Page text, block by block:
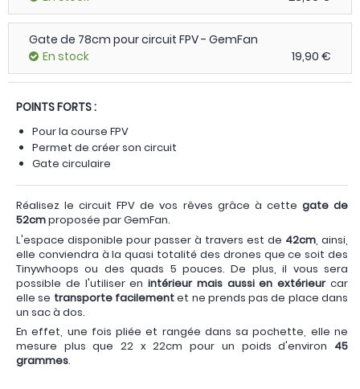
Gate de 78cm pour circuit FPV - GemFan
En stock
19,90 €
POINTS FORTS :
Pour la course FPV
Permet de créer son circuit
Gate circulaire
Réalisez le circuit FPV de vos rêves grâce à cette gate de
52cmproposée par GemFan.
L'espace disponible pour passer à travers est de 42cm , ainsi,
elle conviendra à la quasi totalité des drones que ce soit des
Tinywhoops ou des quads 5 pouces. De plus, il vous sera
possible de l'utiliser enintérieur mais aussi en extérieurcar
elle se transporte facilementet ne prends pas de place dans
un sac à dos.
En effet, une fois pliée et rangée dans sa pochette, elle ne
mesure plus que 22 x 22cm pour un poids d'environ 45
grammes.